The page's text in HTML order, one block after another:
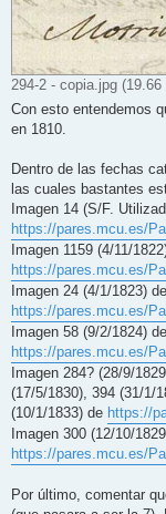
294-2 - copia.jpg
Con esto entendemos
en 1810.
Dentro de las fechas
las cuales bastantes
Imagen 14 (S/F.
https://pares.mcu.es/
Imagen 1159 (4/11/
https://pares.mcu.es/
Imagen 24 (4/1/1823) de
https://pares.mcu.es/
Imagen 58 (9/2/1824) de
https://pares.mcu.es/
Imagen 284? (28/9/
(17/5/1830), 394 (31/1/
(10/1/1833) de https://
Imagen 300 (12/10/
https://pares.mcu.es/
Por último, comentar